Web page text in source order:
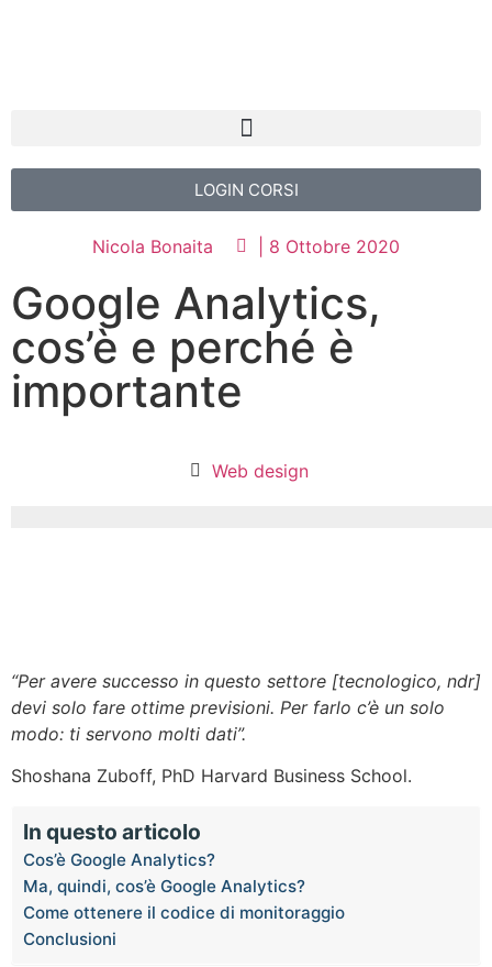
LOGIN CORSI
Nicola Bonaita 8 Ottobre 2020
Google Analytics,
cos’è e perché è
importante
Web design
“Per avere successo in questo settore [tecnologico, ndr]
devi solo fare ottime previsioni. Per farlo c’è un solo
modo: ti servono molti dati”.
Shoshana Zuboff, PhD Harvard Business School.
In questo articolo
Cos’è Google Analytics?
Ma, quindi, cos’è Google Analytics?
Come ottenere il codice di monitoraggio
Conclusioni